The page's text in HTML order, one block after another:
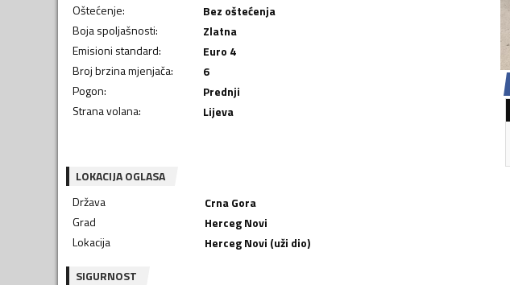
Oštećenje:
Bez oštećenja
Boja spoljašnosti:
Zlatna
Emisioni standard:
Euro 4
Broj brzina mjenjača:
6
Pogon:
Prednji
Strana volana: Lijeva
LOKACIJA OGLASA
Država
Crna Gora
Grad
Herceg Novi
Lokacija
Herceg Novi (uži dio)
SIGURNOST